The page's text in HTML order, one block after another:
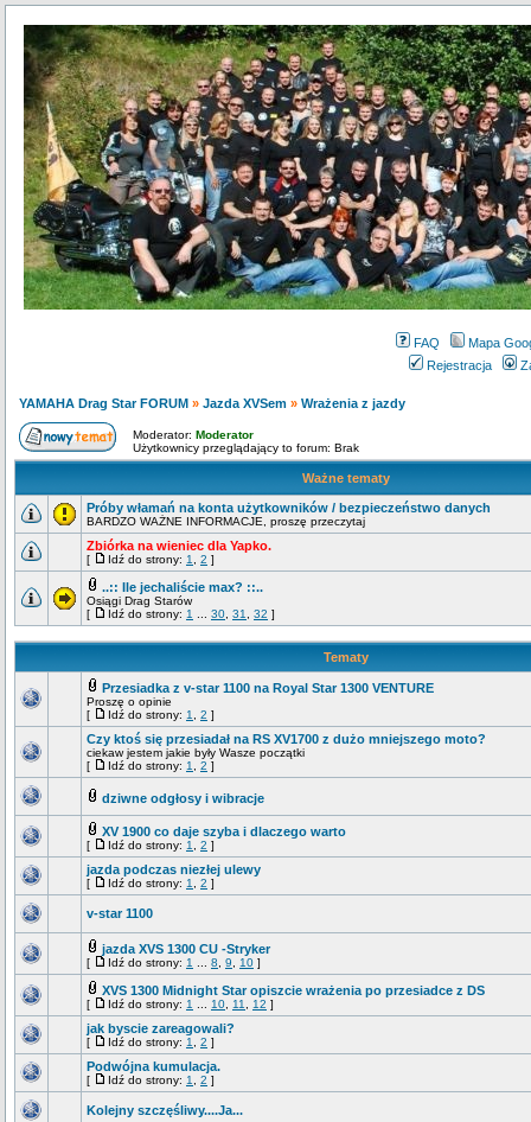
FAQ
Mapa
Rejestracja
YAMAHA Drag Star FORUM » Jazda XVSem » Wrażenia z jazdy
Moderator: Moderator
Użytkownicy przeglądający to forum: Brak
Ważne tematy
Próby włamań na konta użytkowników / bezpieczeństwo danych
BARDZO WAŻNE INFORMACJE, proszę przeczytaj
Zbiórka na wieniec dla Yapko.
[ Idź do strony: 1 2 ]
..:: Ile jechaliście max? ::..
Osiągi Drag Starów
[
Idź do strony: 1 30 31 32 ]
Tematy
Przesiadka z v-star 1100 na Royal Star 1300 VENTURE
Proszę o opinie
[
Idź do strony: 1 2 ]
Czy ktoś się przesiadał na RS XV1700 z dużo mniejszego moto?
ciekaw jestem jakie były Wasze początki
[
Idź do strony: 1 2 ]
dziwne odgłosy i wibracje
XV 1900 co daje szyba i dlaczego warto
[ Idź do strony: 1 2 ]
jazda podczas niezłej ulewy
[ Idź do strony: 1 2 ]
v-star 1100
jazda XVS 1300 CU -Stryker
[ Idź do strony: 1 8 9 10 ]
XVS 1300 Midnight Star opiszcie wrażenia po przesiadce z DS
[ Idź do strony: 1 10 11 12 ]
jak byscie zareagowali?
[ Idź do strony: 1 2 ]
Podwójna kumulacja.
[ Idź do strony: 1 2 ]
Kolejny szczęśliwy....Ja...